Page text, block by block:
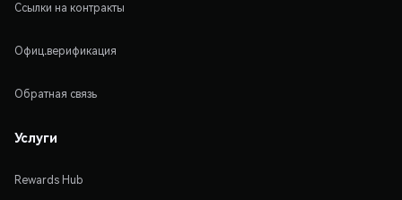
Ссылки на контракты
Офиц.верификация
Обратная связь
Услуги
Rewards Hub